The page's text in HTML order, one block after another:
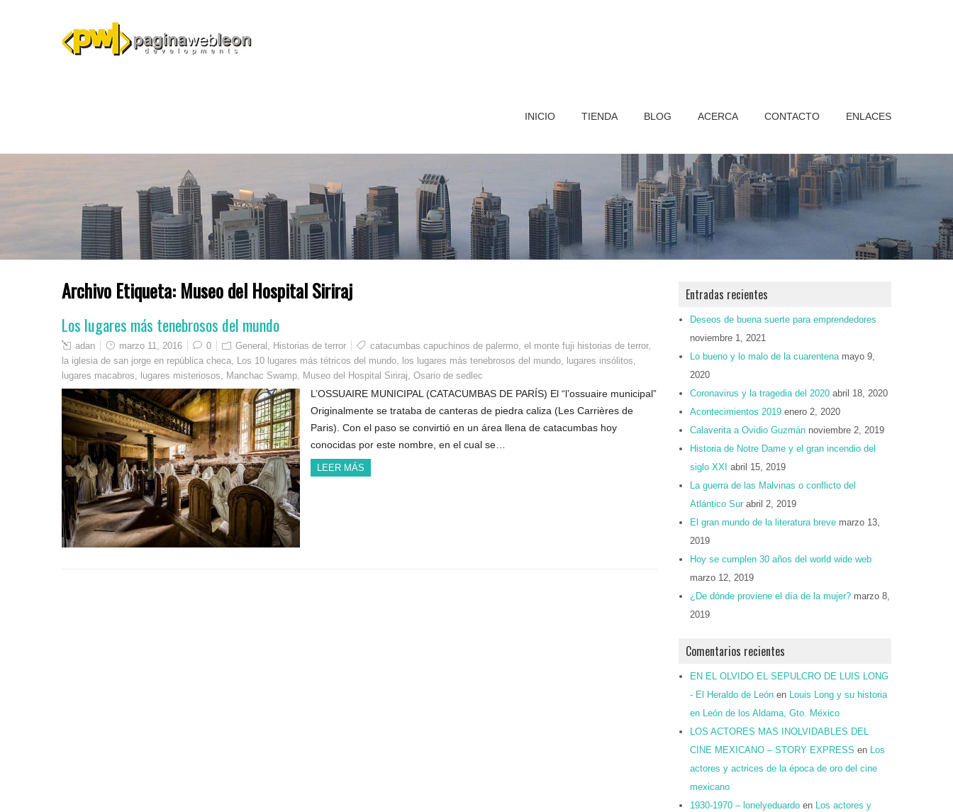
INICIO TIENDA BLOG ACERCA CONTACTO ENLACES
Archivo Etiqueta: Museo del Hospital Siriraj
Los lugares más tenebrosos del mundo
adan marzo 11, 2016 0 General , Historias de terror catacumbas capuchinos de palermo, el monte fuji historias de terror,
la iglesia de san jorge en república checa, Los 10 lugares más tétricos del mundo, los lugares más tenebrosos del mundo, lugares insólitos,
lugares macabros, lugares misteriosos, Manchac Swamp, Museo del Hospital Siriraj, Osario de sedlec
L’OSSUAIRE MUNICIPAL (CATACUMBAS DE PARÍS) El “l’ossuaire municipal”
Originalmente se trataba de canteras de piedra caliza (Les Carrières de
Paris). Con el paso se convirtió en un área llena de catacumbas hoy
conocidas por este nombre, en el cual se…
LEER MÁS
Entradas recientes
Deseos de buena suerte para emprendedores
noviembre 1, 2021
Lo bueno y lo malo de la cuarentena mayo 9,
2020
Coronavirus y la tragedia del 2020 abril 18, 2020
Acontecimientos 2019 enero 2, 2020
Calaverita a Ovidio Guzmán noviembre 2, 2019
Historia de Notre Dame y el gran incendio del
siglo XXI abril 15, 2019
La guerra de las Malvinas o conflicto del
Atlántico Sur abril 2, 2019
El gran mundo de la literatura breve marzo 13,
2019
Hoy se cumplen 30 años del world wide web
marzo 12, 2019
¿De dónde proviene el día de la mujer? marzo 8,
2019
Comentarios recientes
EN EL OLVIDO EL SEPULCRO DE LUIS LONG
- El Heraldo de León en Louis Long y su historia
en León de los Aldama, Gto. México
LOS ACTORES MAS INOLVIDABLES DEL
CINE MEXICANO – STORY EXPRESS en Los
actores y actrices de la época de oro del cine
mexicano
1930-1970 – lonelyeduardo en Los actores y